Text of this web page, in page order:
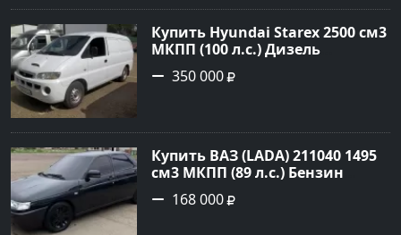
Авторынок23
Купить Hyundai Starex 2500 см3
МКПП (100 л.с.) Дизель
турбонаддув в Краснодар:
цвет белый Фургон 2014 года
Авторынок23
350 000
Купить ВАЗ (LADA) 211040 1495
см3 МКПП (89 л.с.) Бензин
инжектор в Краснодвр: цвет
Черный Седан 2007 года по
168 000